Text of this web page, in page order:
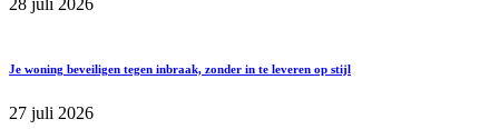
Je woning beveiligen tegen inbraak, zonder in te leveren op stijl
27 juli 2026